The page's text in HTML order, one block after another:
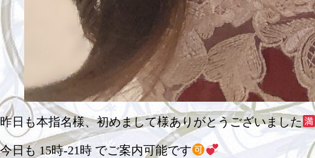
昨日も本指名様、初めまして様ありがとうございました
今日も 15時-21時 でご案内可能です